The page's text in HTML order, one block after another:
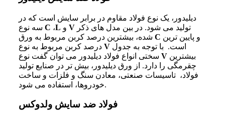
دیلیدور، یک نوع فولاد مقاوم در برابر سایش است که در
C ،L Vتولید می شود. در بین مدل های ذکر
C
درصد کربن مربوط به نوع Vاست. با توجه به جدول
Vبیشترین
چقرمگی را دارد. از ورق دیلیدور، بیش تر در صنایع تولید
فولاد، تاسیسات صنعتی، معادن سنگ و فلزات و ساخت
خودروها، استفاده می شود.
فولاد ضد سایش ولدوکس